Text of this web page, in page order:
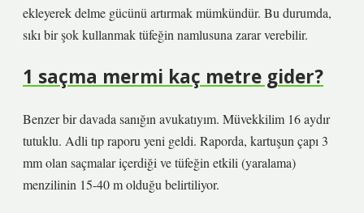
ekleyerek delme gücünü artırmak mümkündür. Bu durumda,
sıkı bir şok kullanmak tüfeğin namlusuna zarar verebilir.
1 saçma mermi kaç metre gider?
Benzer bir davada sanığın avukatıyım. Müvekkilim 16 aydır
tutuklu. Adli tıp raporu yeni geldi. Raporda, kartuşun çapı 3
mm olan saçmalar içerdiği ve tüfeğin etkili (yaralama)
menzilinin 15-40 m olduğu belirtiliyor.